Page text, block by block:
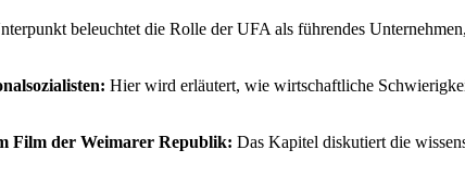
beleuchtet die Rolle der UFA als führendes
Hier wird erläutert, wie wirtschaftliche
Film der Weimarer Republik: Das Kapitel diskutiert die